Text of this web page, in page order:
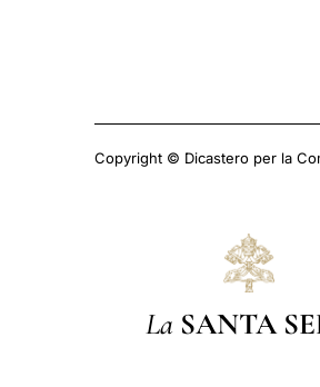
Copyright © Dicastero per la
La SANTA